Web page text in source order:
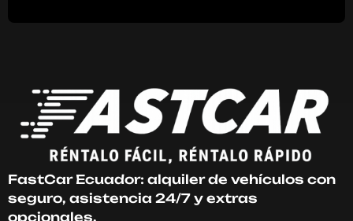
FastCar Ecuador: alquiler de vehículos con
seguro, asistencia 24/7 y extras
opcionales.